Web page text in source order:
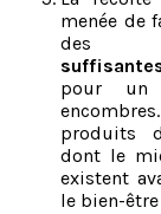
menée de
des
pour un
produits
dont le
existent
le bien-